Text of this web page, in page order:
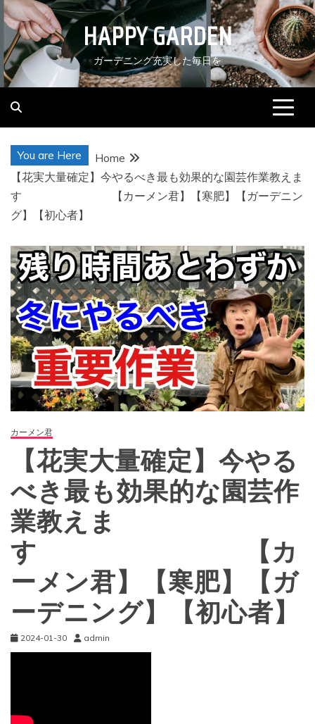
Skip
to
content
HAPPY GARDEN
ガーデニング充実した毎日を
You are Here
Home
【花実大量確定】今やるべき最も効果的な園芸作業教えま
す 【カーメン君】【寒肥】【ガーデニン
グ】【初心者】
カーメン君
【花実大量確定】今やる
べき最も効果的な園芸作
業教えま
す 【カ
ーメン君】【寒肥】【ガ
ーデニング】【初心者】
2024-01-30 admin